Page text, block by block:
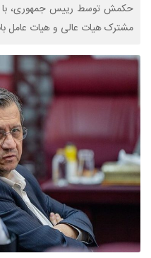
حکمش توسط رییس جمهوری، با
مشترک هیات عالی و هیات عامل